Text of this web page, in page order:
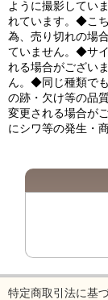
ように撮影してい
れています。◆こ
為、売り切れの場
ていません。◆サ
れる場合がござい
ん。◆同じ種類で
の跡・欠け等の品
変更される場合が
にシワ等の発生・
特定商取引法に基